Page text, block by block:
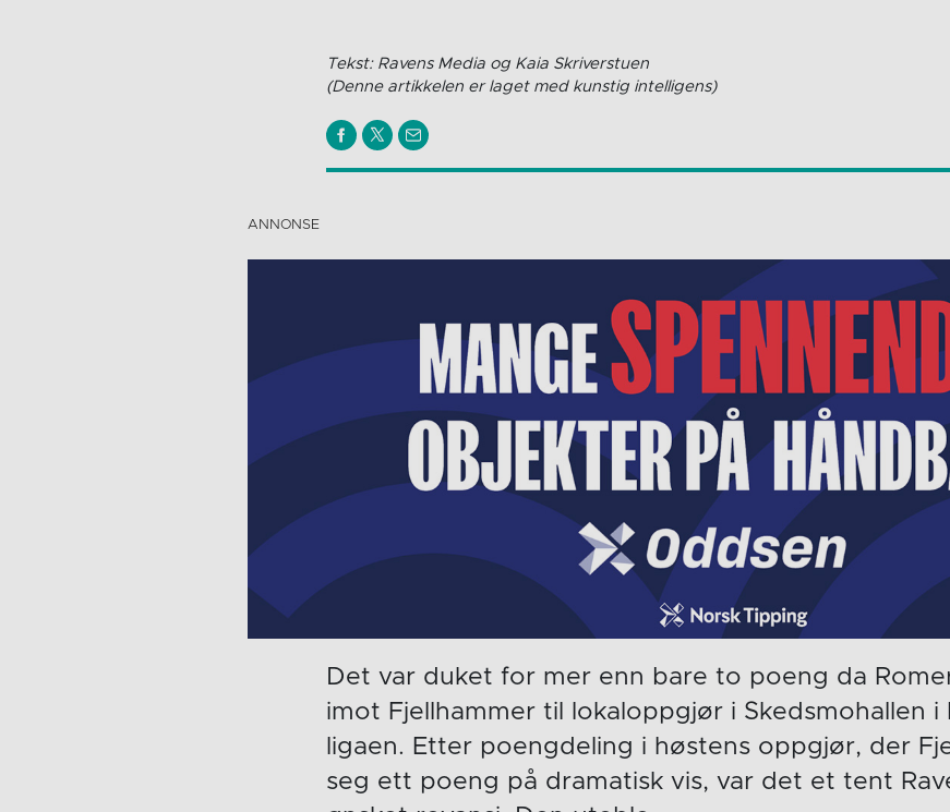
Tekst: Ravens Media og Kaia Skriverstuen
(Denne artikkelen er laget med kunstig intelligens)
Det var duket for mer enn bare to poeng da
imot Fjellhammer til lokaloppgjør i Skedsmohallen i
ligaen. Etter poengdeling i høstens oppgjør, der
seg ett poeng på dramatisk vis, var det et tent